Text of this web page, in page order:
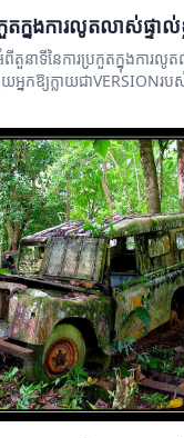
តក្នុងការលូតលាស់ផ្ទាល់
ពីតួនាទីនៃការប្រកួតក្នុងការលូ
អ្នកឱ្យក្លាយជាVERSIONរប